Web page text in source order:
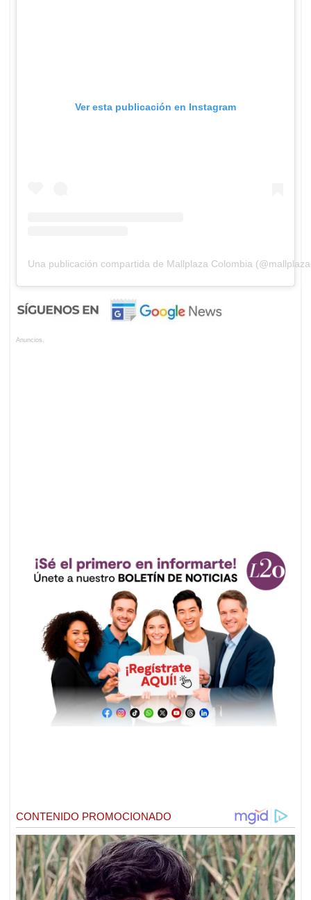
Ver esta publicación en Instagram
Una publicación compartida de Mallplaza Colombia
Anuncios.